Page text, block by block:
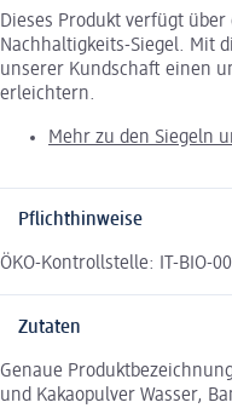
Dieses Produkt verfügt
Nachhaltigkeits-Siegel. Mit
unserer Kundschaft einen
erleichtern.
Mehr zu den Siegeln
Pflichthinweise
ÖKO-Kontrollstelle: IT-BIO-
Zutaten
Genaue
und Kakaopulver Wasser,